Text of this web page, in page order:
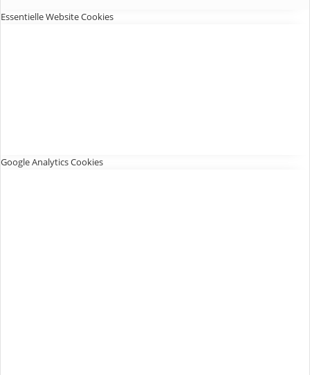
Essentielle Website Cookies
Google Analytics Cookies